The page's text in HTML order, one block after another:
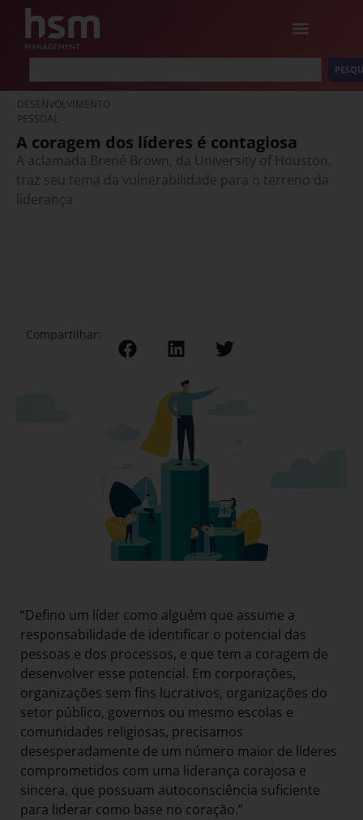
DESENVOLVIMENTO
PESSOAL
A coragem dos líderes é contagiosa
A aclamada Brené Brown, da University of Houston,
traz seu tema da vulnerabilidade para o terreno da
liderança
Compartilhar:
“Defino um líder como alguém que assume a
responsabilidade de identificar o potencial das
pessoas e dos processos, e que tem a coragem de
desenvolver esse potencial. Em corporações,
organizações sem fins lucrativos, organizações do
setor público, governos ou mesmo escolas e
comunidades religiosas, precisamos
desesperadamente de um número maior de líderes
comprometidos com uma liderança corajosa e
sincera, que possuam autoconsciência suficiente
para liderar como base no coração.”